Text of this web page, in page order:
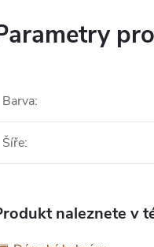
Barva:
Šíře:
naleznete v